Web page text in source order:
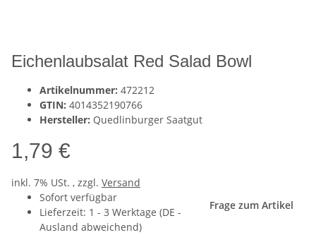
Eichenlaubsalat Red Salad Bowl
Artikelnummer: 472212
GTIN: 4014352190766
Hersteller: Quedlinburger Saatgut
1,79 €
inkl. 7% USt. , zzgl. Versand
Sofort verfügbar
Lieferzeit: 1 - 3 Werktage (DE -
Ausland abweichend)
Frage zum Artikel